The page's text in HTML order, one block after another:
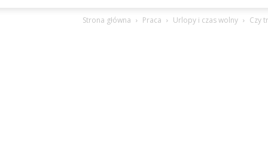
Strona główna Praca Urlopy i czas wolny Czy